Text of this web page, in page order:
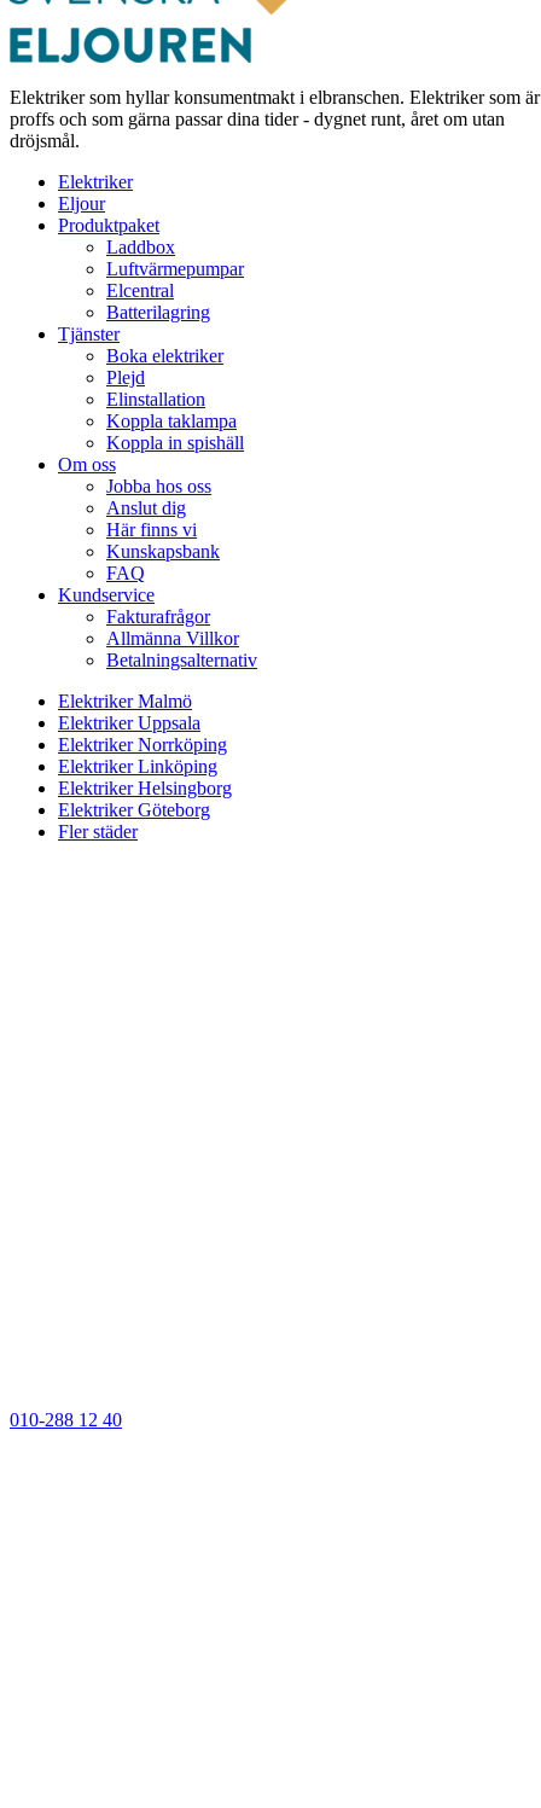
Elektriker som hyllar konsumentmakt i elbranschen. Elektriker som är
proffs och som gärna passar dina tider - dygnet runt, året om utan
dröjsmål.
Elektriker
Eljour
Produktpaket
Laddbox
Luftvärmepumpar
Elcentral
Batterilagring
Tjänster
Boka elektriker
Plejd
Elinstallation
Koppla taklampa
Koppla in spishäll
Om oss
Jobba hos oss
Anslut dig
Här finns vi
Kunskapsbank
FAQ
Kundservice
Fakturafrågor
Allmänna Villkor
Betalningsalternativ
Elektriker Malmö
Elektriker Uppsala
Elektriker Norrköping
Elektriker Linköping
Elektriker Helsingborg
Elektriker Göteborg
Fler städer
010-288 12 40